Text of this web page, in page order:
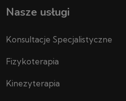
Nasze usługi
Konsultacje Specjalistyczne
Fizykoterapia
Kinezyterapia